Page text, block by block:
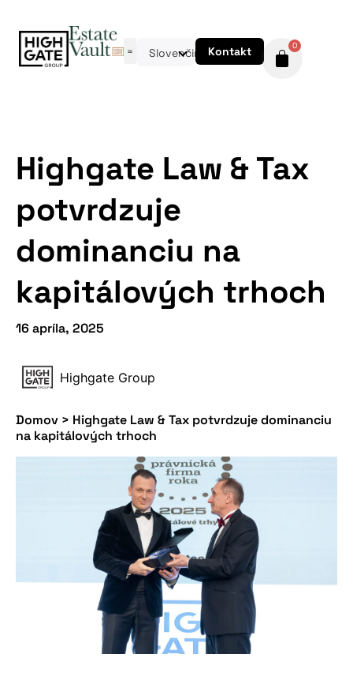
Slovenčina Kontakt 0
Highgate Law & Tax
potvrdzuje
dominanciu na
kapitálových trhoch
16 apríla, 2025
Highgate Group
Domov > Highgate Law & Tax potvrdzuje dominanciu
na kapitálových trhoch